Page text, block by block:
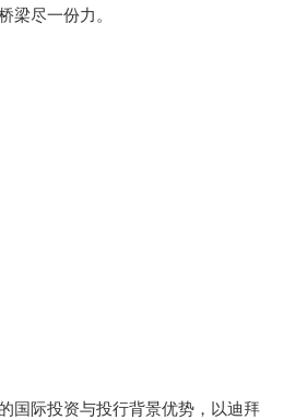
梁尽一份力。
国际投资与投行背景优势，以迪拜